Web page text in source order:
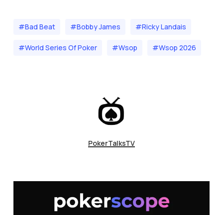
#bad Beat #Bobby James #Ricky Landais
#World Series Of Poker #wsop #wsop 2026
PokerTalksTV